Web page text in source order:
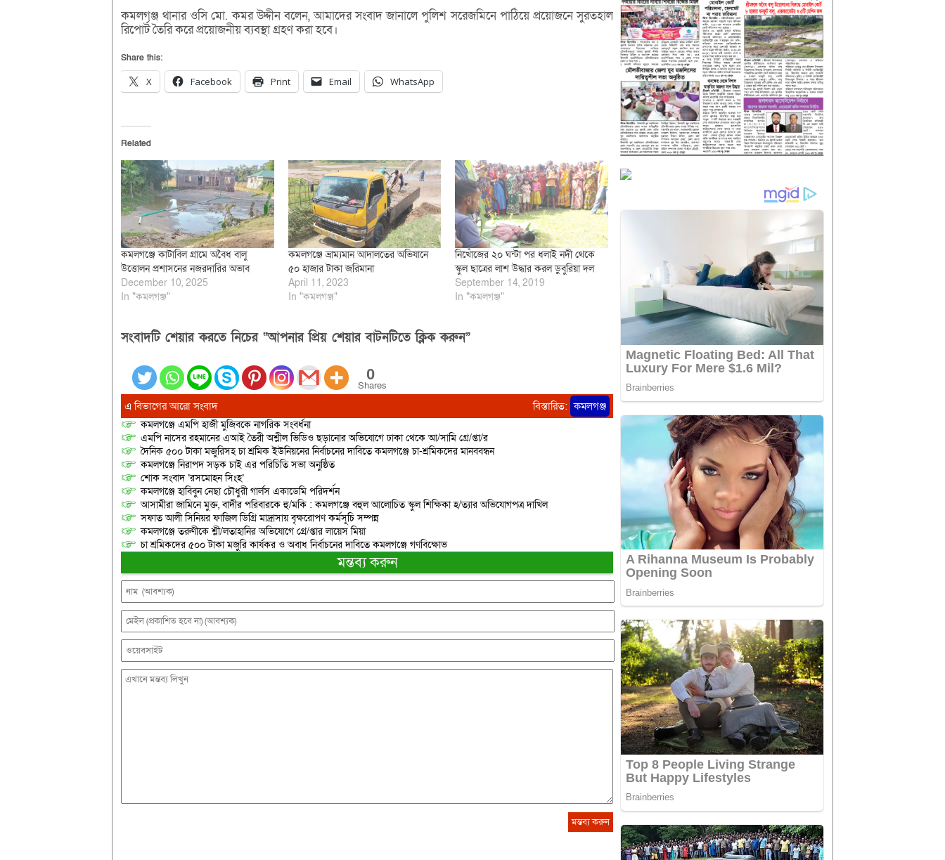
কমলগঞ্জ থানার ওসি মো. কমর উদ্দীন বলেন, আমাদের সংবাদ জানালে পুলিশ সরেজমিনে পাঠিয়ে প্রয়োজনে সুরতহাল
রিপোর্ট তৈরি করে প্রয়োজনীয় ব্যবস্থা গ্রহণ করা হবে।
Share this:
X Facebook Print Email WhatsApp
Related
কমলগঞ্জে কাটাবিল গ্রামে অবৈধ বালু
উত্তোলন প্রশাসনের নজরদারির অভাব
December 10, 2025
In "কমলগঞ্জ"
কমলগঞ্জে ভ্রাম্যমান আদালতের অভিযানে
৫০ হাজার টাকা জরিমানা
April 11, 2023
In "কমলগঞ্জ"
নিখোঁজের ২০ ঘন্টা পর ধলাই নদী থেকে
স্কুল ছাত্রের লাশ উদ্ধার করল ডুবুরিয়া দল
September 14, 2019
In "কমলগঞ্জ"
সংবাদটি শেয়ার করতে নিচের “আপনার প্রিয় শেয়ার বাটনটিতে ক্লিক করুন”
0
Shares
এ বিভাগের আরো সংবাদ বিস্তারিত: কমলগঞ্জ
কমলগঞ্জে এমপি হাজী মুজিবকে নাগরিক সংবর্ধনা
এমপি নাসের রহমানের এআই তৈরী অশ্লীল ভিডিও ছড়ানোর অভিযোগে ঢাকা থেকে আ/সামি গ্রে/প্তা/র
দৈনিক ৫০০ টাকা মজুরিসহ চা শ্রমিক ইউনিয়নের নির্বাচনের দাবিতে কমলগঞ্জে চা-শ্রমিকদের মানববন্ধন
কমলগঞ্জে নিরাপদ সড়ক চাই এর পরিচিতি সভা অনুষ্ঠিত
শোক সংবাদ ‘রসমোহন সিংহ’
কমলগঞ্জে হাবিবুন নেছা চৌধুরী গার্লস একাডেমি পরিদর্শন
আসামীরা জামিনে মুক্ত, বাদীর পরিবারকে হু/মকি : কমলগঞ্জে বহুল আলোচিত স্কুল শিক্ষিকা হ/ত্যার অভিযোগপত্র দাখিল
সফাত আলী সিনিয়র ফাজিল ডিগ্রি মাদ্রাসায় বৃক্ষরোপণ কর্মসূচি সম্পন্ন
কমলগঞ্জে তরুণীকে শ্লী/লতাহানির অভিযোগে গ্রে/প্তার লায়েস মিয়া
চা শ্রমিকদের ৫০০ টাকা মজুরি কার্যকর ও অবাধ নির্বাচনের দাবিতে কমলগঞ্জে গণবিক্ষোভ
মন্তব্য করুন